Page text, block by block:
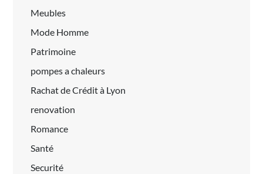
Meubles
Mode Homme
Patrimoine
pompes a chaleurs
Rachat de Crédit à Lyon
renovation
Romance
Santé
Securité